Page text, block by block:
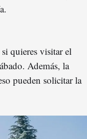
quieres visitar el
Además, la
pueden solicitar la